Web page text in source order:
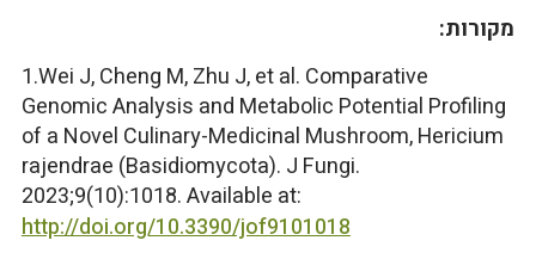
מקורות:
1.Wei J, Cheng M, Zhu J, et al. Comparative
Genomic Analysis and Metabolic Potential Profiling
of a Novel Culinary-Medicinal Mushroom, Hericium
rajendrae (Basidiomycota). J Fungi.
2023;9(10):1018. Available at:
http://doi.org/10.3390/jof9101018